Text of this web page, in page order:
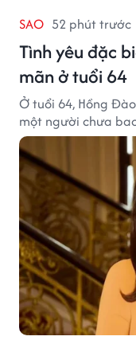
SAO 52 phút trước
Tình yêu đặc
mãn ở tuổi 64
Ở tuổi 64, Hồng
một người chưa